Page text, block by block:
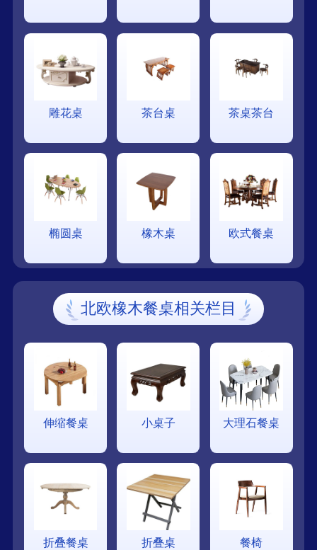
雕花桌 茶台桌 茶桌茶台
椭圆桌 橡木桌 欧式餐桌
北欧橡木餐桌相关栏目
伸缩餐桌 小桌子 大理石餐桌
折叠餐桌 折叠桌 餐椅